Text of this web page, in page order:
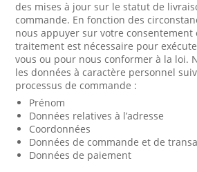
des mises à jour sur le statut de
commande. En fonction des
nous appuyer sur votre
traitement est nécessaire pour
vous ou pour nous conformer à la loi.
les données à caractère personnel
processus de commande :
Prénom
Données relatives à l’adresse
Coordonnées
Données de commande et de
Données de paiement